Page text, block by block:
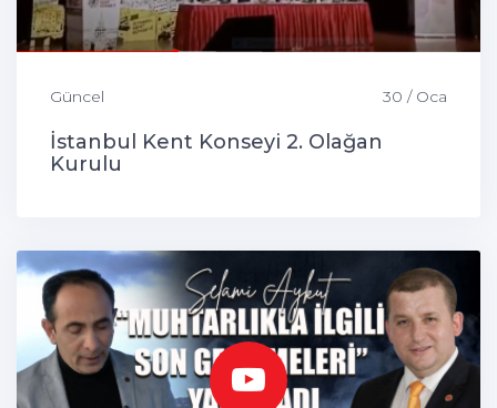
Güncel 30 / Oca
İstanbul Kent Konseyi 2. Olağan
Kurulu